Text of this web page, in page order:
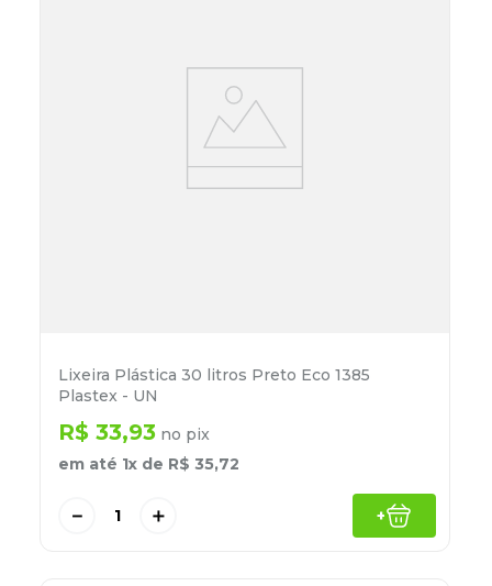
Lixeira Plástica 30 litros Preto Eco 1385
Plastex - UN
R$ 33,93 no pix
em até 1x de R$ 35,72
＋
－ +